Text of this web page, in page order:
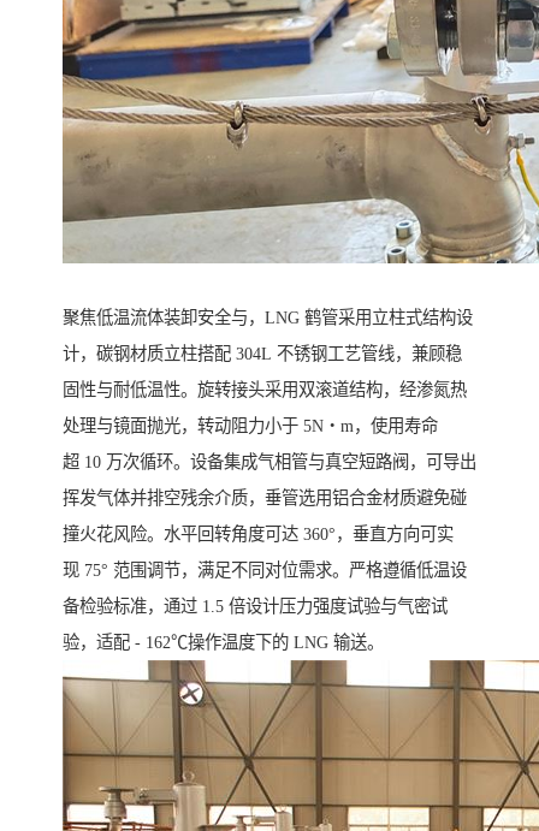
聚焦低温流体装卸安全与，LNG 鹤管采用立柱式结构设
计，碳钢材质立柱搭配 304L 不锈钢工艺管线，兼顾稳
固性与耐低温性。旋转接头采用双滚道结构，经渗氮热
处理与镜面抛光，转动阻力小于 5N・m，使用寿命
超 10 万次循环。设备集成气相管与真空短路阀，可导出
挥发气体并排空残余介质，垂管选用铝合金材质避免碰
撞火花风险。水平回转角度可达 360°，垂直方向可实
现 75° 范围调节，满足不同对位需求。严格遵循低温设
备检验标准，通过 1.5 倍设计压力强度试验与气密试
验，适配 - 162℃操作温度下的 LNG 输送。